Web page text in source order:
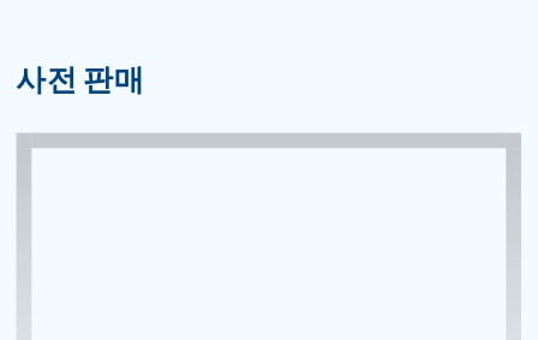
BW NAM DINH VU INDUSTRIAL HUB
(PHASE 3) CN10-02
좀 더 알아보기